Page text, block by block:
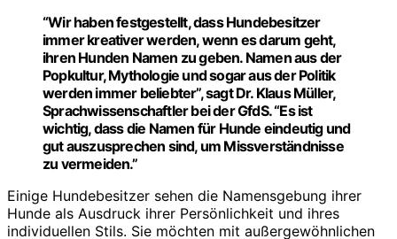
“Wir haben festgestellt, dass Hundebesitzer
immer kreativer werden, wenn es darum geht,
ihren Hunden Namen zu geben. Namen aus der
Popkultur, Mythologie und sogar aus der Politik
werden immer beliebter”, sagt Dr. Klaus Müller,
Sprachwissenschaftler bei der GfdS. “Es ist
wichtig, dass die Namen für Hunde eindeutig und
gut auszusprechen sind, um Missverständnisse
zu vermeiden.”
Einige Hundebesitzer sehen die Namensgebung ihrer
Hunde als Ausdruck ihrer Persönlichkeit und ihres
individuellen Stils. Sie möchten mit außergewöhnlichen